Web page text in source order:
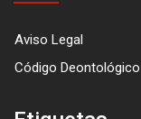
Aviso Legal
Código Deontológico